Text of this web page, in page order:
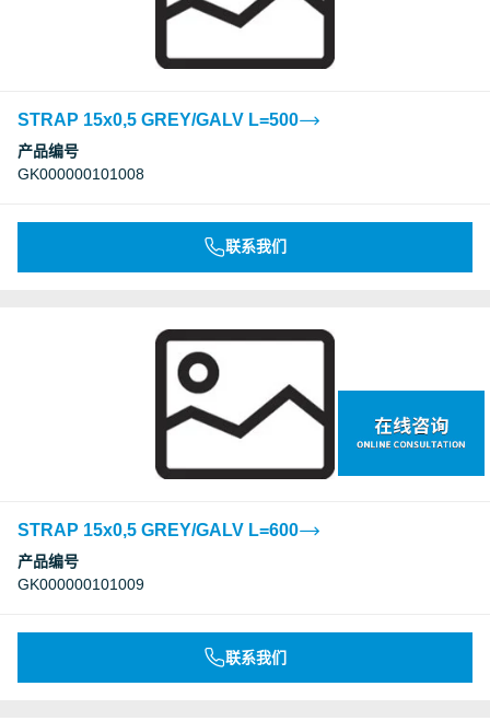
STRAP 15x0,5 GREY/GALV L=500
产品编号
GK000000101008
联系我们
STRAP 15x0,5 GREY/GALV L=600
产品编号
GK000000101009
联系我们